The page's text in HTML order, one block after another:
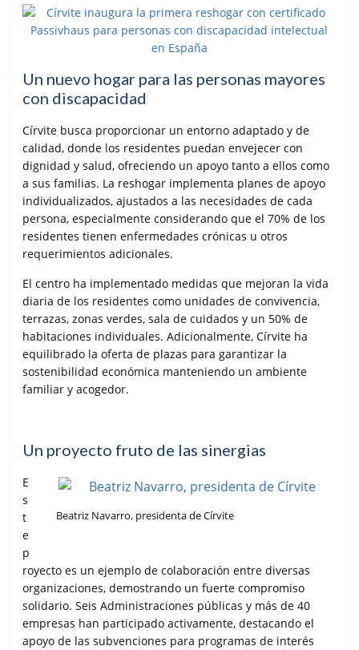
Un nuevo hogar para las personas mayores
con discapacidad
Círvite busca proporcionar un entorno adaptado y de
calidad, donde los residentes puedan envejecer con
dignidad y salud, ofreciendo un apoyo tanto a ellos como
a sus familias. La reshogar implementa planes de apoyo
individualizados, ajustados a las necesidades de cada
persona, especialmente considerando que el 70% de los
residentes tienen enfermedades crónicas u otros
requerimientos adicionales.
El centro ha implementado medidas que mejoran la vida
diaria de los residentes como unidades de convivencia,
terrazas, zonas verdes, sala de cuidados y un 50% de
habitaciones individuales. Adicionalmente, Círvite ha
equilibrado la oferta de plazas para garantizar la
sostenibilidad económica manteniendo un ambiente
familiar y acogedor.
Un proyecto fruto de las sinergias
Beatriz Navarro, presidenta de Círvite
E
s
t
e
p
royecto es un ejemplo de colaboración entre diversas
organizaciones, demostrando un fuerte compromiso
solidario. Seis Administraciones públicas y más de 40
empresas han participado activamente, destacando el
apoyo de las subvenciones para programas de interés